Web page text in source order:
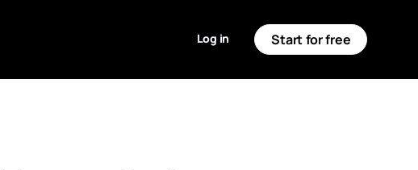
Log in Start for free